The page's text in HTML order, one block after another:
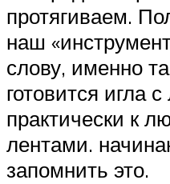
протягиваем.
наш
слову, именно
готовится игла
практически к
лентами.
запомнить это.